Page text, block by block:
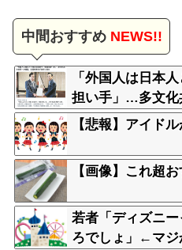
中間おすすめNEWS!!
「外国人は日本
担い手」…多文化
知事会が政府に提
【悲報】アイド
【画像】これ超
若者「ディズニ
ろでしょ」←マジ